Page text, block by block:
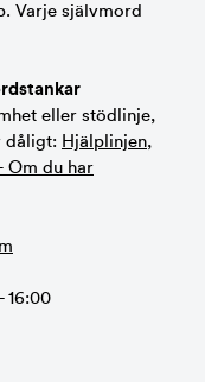
Varje självmord
eller stödlinje,
dåligt: Hjälplinjen,
Om du har
16:00